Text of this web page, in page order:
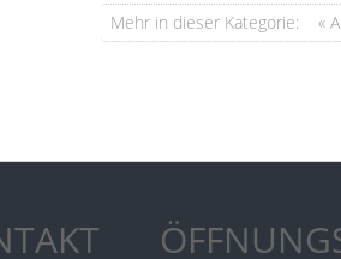
Mehr in dieser Kategorie: «